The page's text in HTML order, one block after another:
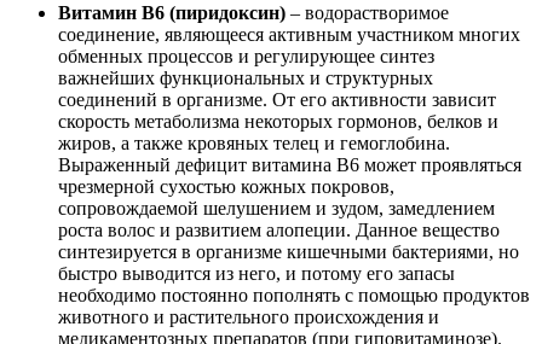
Витамин В6 (пиридоксин) – водорастворимое
соединение, являющееся активным участником многих
обменных процессов и регулирующее синтез
важнейших функциональных и структурных
соединений в организме. От его активности зависит
скорость метаболизма некоторых гормонов, белков и
жиров, а также кровяных телец и гемоглобина.
Выраженный дефицит витамина В6 может проявляться
чрезмерной сухостью кожных покровов,
сопровождаемой шелушением и зудом, замедлением
роста волос и развитием алопеции. Данное вещество
синтезируется в организме кишечными бактериями, но
быстро выводится из него, и потому его запасы
необходимо постоянно пополнять с помощью продуктов
животного и растительного происхождения и
медикаментозных препаратов (при гиповитаминозе).